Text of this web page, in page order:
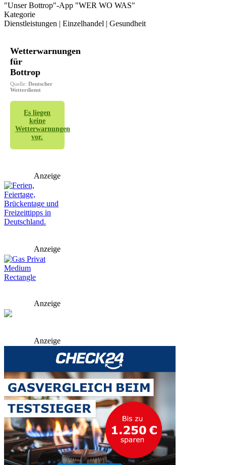
"Unser Bottrop"-App "WER WO WAS"
Kategorie
Dienstleistungen | Einzelhandel | Gesundheit
Wetterwarnungen
für
Bottrop
Quelle: Deutscher
Wetterdienst
Es liegen
keine
Wetterwarnungen
vor.
Anzeige
Anzeige
Anzeige
Anzeige